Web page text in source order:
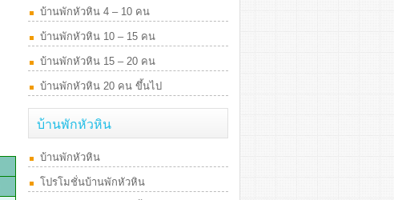
บ้านพักหัวหิน 4 – 10 คน
บ้านพักหัวหิน 10 – 15 คน
บ้านพักหัวหิน 15 – 20 คน
บ้านพักหัวหิน 20 คน ขึ้นไป
บ้านพักหัวหิน
บ้านพักหัวหิน
โปรโมชั่นบ้านพักหัวหิน